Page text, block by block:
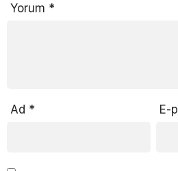
Yorum *
Ad * E-